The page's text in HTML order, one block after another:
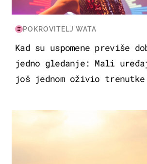
POKROVITELJ WATA
Kad su uspomene previše
jedno gledanje: Mali
još jednom oživio